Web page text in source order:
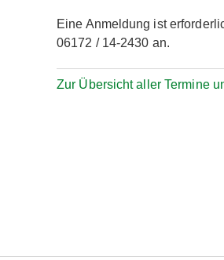
Eine Anmeldung ist
06172 / 14-2430 an.
Zur Übersicht aller Termine